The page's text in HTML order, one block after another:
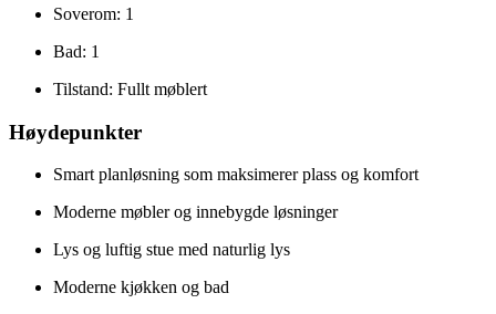
Soverom: 1
Bad: 1
Tilstand: Fullt møblert
Høydepunkter
Smart planløsning som maksimerer plass og komfort
Moderne møbler og innebygde løsninger
Lys og luftig stue med naturlig lys
Moderne kjøkken og bad